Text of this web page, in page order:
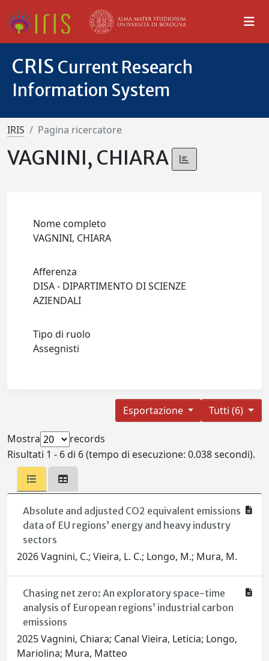
CRIS Current Research
Information System
IRIS Pagina ricercatore
VAGNINI, CHIARA
Nome completo
VAGNINI, CHIARA
Afferenza
DISA - DIPARTIMENTO DI SCIENZE
AZIENDALI
Tipo di ruolo
Assegnisti
Tutti (6)
Esportazione
Mostra
records
Risultati 1 - 6 di 6 (tempo di esecuzione: 0.038 secondi).
Absolute and adjusted CO2 equivalent emissions
data of EU regions’ energy and heavy industry
sectors
2026 Vagnini, C.; Vieira, L. C.; Longo, M.; Mura, M.
Chasing net zero: An exploratory space-time
analysis of European regions’ industrial carbon
emissions
2025 Vagnini, Chiara; Canal Vieira, Leticia; Longo,
Mariolina; Mura, Matteo